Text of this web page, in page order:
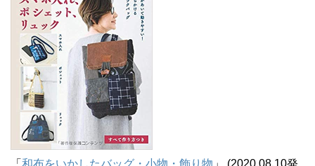
「 和布をいかしたバッグ・小物・飾り物 」 (2020.08.10発